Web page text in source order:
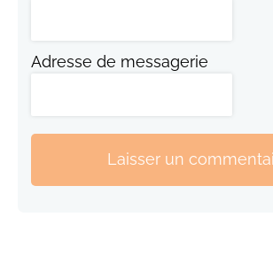
Adresse de messagerie
Laisser un